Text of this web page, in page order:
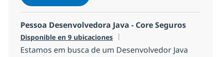
Pessoa Desenvolvedora Java - Core Seguros
Disponible en 9 ubicaciones
Estamos em busca de um Desenvolvedor Java